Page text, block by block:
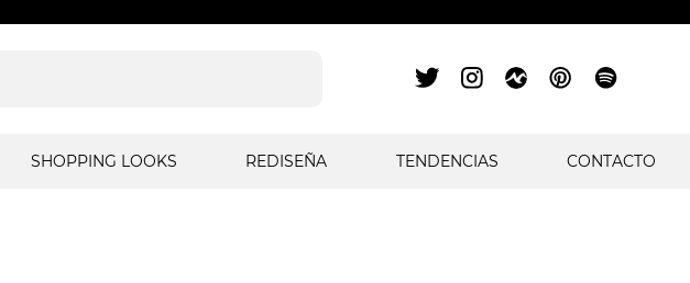
SHOPPING LOOKS REDISEÑA TENDENCIAS CONTACTO